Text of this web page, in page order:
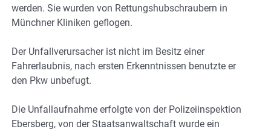
werden. Sie wurden von Rettungshubschraubern in
Münchner Kliniken geflogen.
Der Unfallverursacher ist nicht im Besitz einer
Fahrerlaubnis, nach ersten Erkenntnissen benutzte er
den Pkw unbefugt.
Die Unfallaufnahme erfolgte von der Polizeiinspektion
Ebersberg, von der Staatsanwaltschaft wurde ein